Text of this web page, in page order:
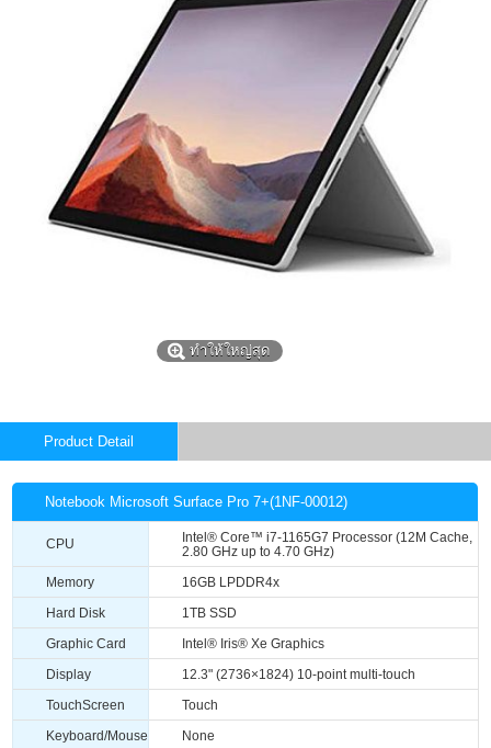
ทำให้ใหญ่สุด
Product Detail
Notebook Microsoft Surface Pro 7+(1NF-00012)
CPU
Intel® Core™ i7-1165G7 Processor (12M Cache,
2.80 GHz up to 4.70 GHz)
Memory 16GB LPDDR4x
Hard Disk 1TB SSD
Graphic Card Intel® Iris® Xe Graphics
Display 12.3" (2736×1824) 10-point multi-touch
TouchScreen Touch
Keyboard/Mouse None